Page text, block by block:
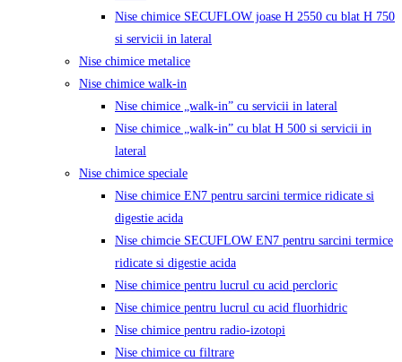
Nise chimice SECUFLOW joase H 2550 cu blat H 750
si servicii in lateral
Nise chimice metalice
Nise chimice walk-in
Nise chimice „walk-in” cu servicii in lateral
Nise chimice „walk-in” cu blat H 500 si servicii in
lateral
Nise chimice speciale
Nise chimice EN7 pentru sarcini termice ridicate si
digestie acida
Nise chimcie SECUFLOW EN7 pentru sarcini termice
ridicate si digestie acida
Nise chimice pentru lucrul cu acid percloric
Nise chimice pentru lucrul cu acid fluorhidric
Nise chimice pentru radio-izotopi
Nise chimice cu filtrare